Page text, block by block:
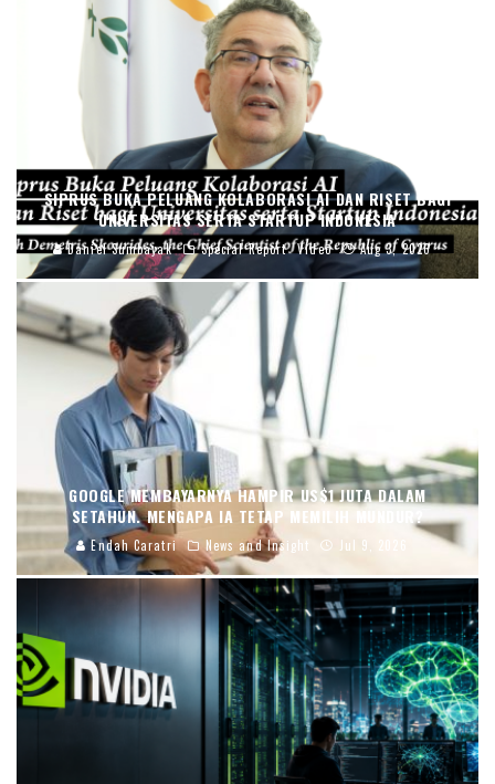
SIPRUS BUKA PELUANG KOLABORASI AI DAN RISET BAGI
UNIVERSITAS SERTA STARTUP INDONESIA
Daniel Sumbayak Special Report Video Aug 3, 2026
GOOGLE MEMBAYARNYA HAMPIR US$1 JUTA DALAM
SETAHUN. MENGAPA IA TETAP MEMILIH MUNDUR?
Endah Caratri News and Insight Jul 9, 2026